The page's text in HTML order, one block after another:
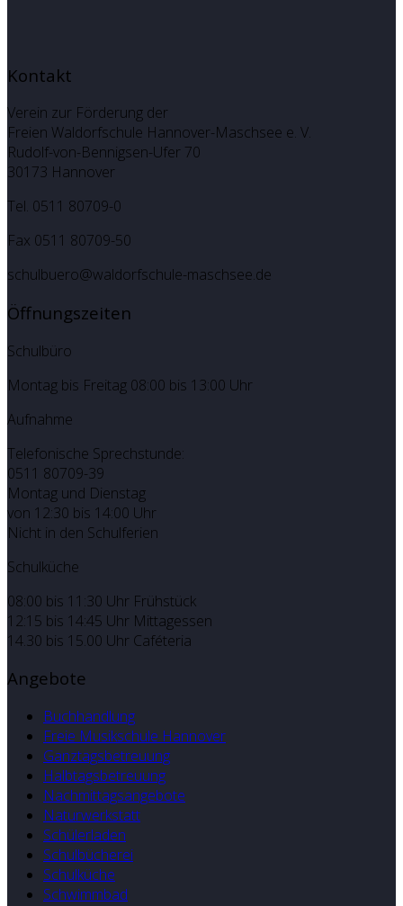
Kontakt
Verein zur Förderung der
Freien Waldorfschule Hannover-Maschsee e. V.
Rudolf-von-Bennigsen-Ufer 70
30173 Hannover
Tel. 0511 80709-0
Fax 0511 80709-50
schulbuero@waldorfschule-maschsee.de
Öffnungszeiten
Schulbüro
Montag bis Freitag 08:00 bis 13:00 Uhr
Aufnahme
Telefonische Sprechstunde:
0511 80709-39
Montag und Dienstag
von 12:30 bis 14:00 Uhr
Nicht in den Schulferien
Schulküche
08:00 bis 11:30 Uhr Frühstück
12:15 bis 14:45 Uhr Mittagessen
14.30 bis 15.00 Uhr Caféteria
Angebote
Buchhandlung
Freie Musikschule Hannover
Ganztagsbetreuung
Halbtagsbetreuung
Nachmittagsangebote
Naturwerkstatt
Schülerladen
Schulbücherei
Schulküche
Schwimmbad